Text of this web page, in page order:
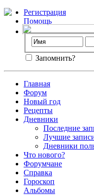
Регистрация
Помощь
Запомнить?
Главная
Форум
Новый год
Рецепты
Дневники
Последние
Лучшие
Дневники
Что нового?
Форумчане
Справка
Гороскоп
Альбомы